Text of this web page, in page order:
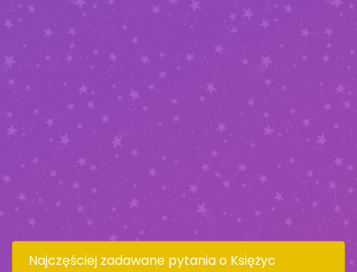
Najczęściej zadawane pytania o Księżyc